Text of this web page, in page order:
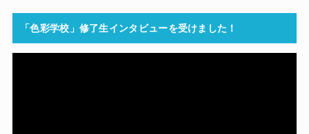
「色彩学校」修了生インタビューを受けました！